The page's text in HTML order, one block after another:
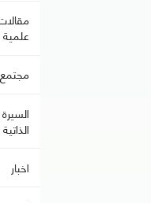
علمية
مجتمع
السيرة
الذاتية
اخبار